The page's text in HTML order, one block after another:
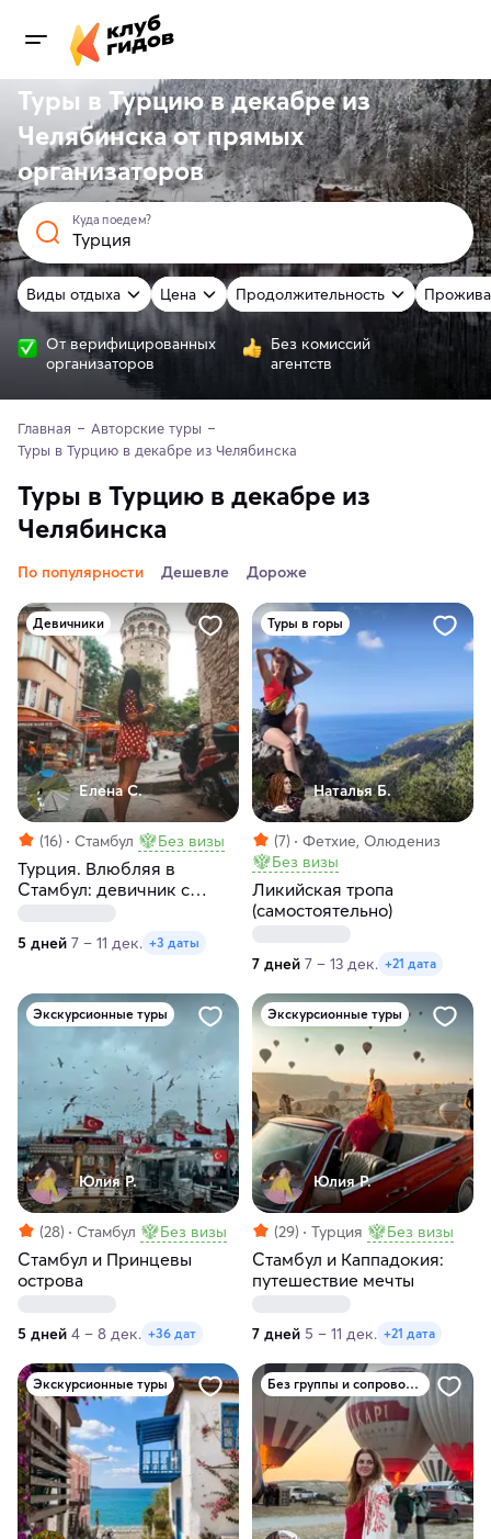
Туры в Турцию в декабре из
Челябинска отпрямых
организаторов
Куда поедем?
Виды отдыха Цена Продолжительность
От верифицированных
организаторов
Без комиссий
агентств
Главная
Авторские туры
Туры в Турцию в декабре из Челябинска
Туры в Турцию в декабре из
Челябинска
По популярности Дешевле Дороже
Девичники
Елена С.
(16) Стамбул Без визы
Турция. Влюбляя в
Стамбул: девичник с
5 дней 7 – 11 дек. +3 даты
Туры в горы
Наталья Б.
(7)
Фетхие, Олюдениз
Без визы
Ликийская тропа
(самостоятельно)
7 дней 7 – 13 дек. +21 дата
Экскурсионные туры
Юлия Р.
(28) Стамбул Без визы
Стамбул и Принцевы
острова
5 дней 4 – 8 дек. +36 дат
Экскурсионные туры
Юлия Р.
(29) Турция Без визы
Стамбул и Каппадокия:
путешествие мечты
7 дней 5 – 11 дек. +21 дата
Экскурсионные туры Без группы и сопровождения